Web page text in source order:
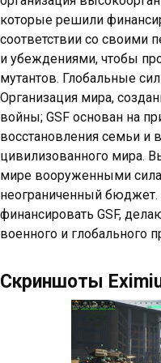
которые решили
соответствии со
и убеждениями, чтобы
мутантов. Глобальные
Организация мира,
войны; GSF основан на
восстановления семьи и
цивилизованного мира.
мире вооруженными
неограниченный
финансировать GSF,
военного и глобального
Скриншоты